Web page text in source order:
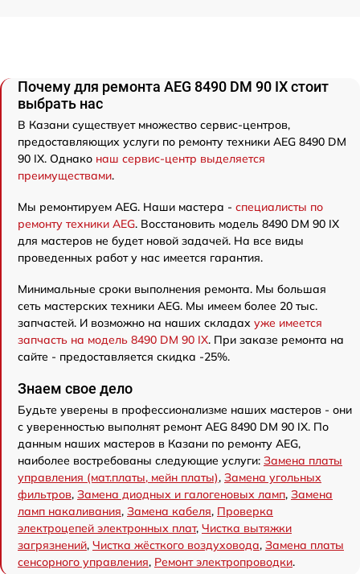
Почему для ремонта AEG 8490 DM 90 IX стоит
выбрать нас
В Казани существует множество сервис-центров,
предоставляющих услуги по ремонту техники AEG 8490 DM
90 IX. Однако наш сервис-центр выделяется
преимуществами.
Мы ремонтируем AEG. Наши мастера - специалисты по
ремонту техники AEG. Восстановить модель 8490 DM 90 IX
для мастеров не будет новой задачей. На все виды
проведенных работ у нас имеется гарантия.
Минимальные сроки выполнения ремонта. Мы большая
сеть мастерских техники AEG. Мы имеем более 20 тыс.
запчастей. И возможно на наших складах уже имеется
запчасть на модель 8490 DM 90 IX. При заказе ремонта на
сайте - предоставляется скидка -25%.
Знаем свое дело
Будьте уверены в профессионализме наших мастеров - они
с уверенностью выполнят ремонт AEG 8490 DM 90 IX. По
данным наших мастеров в Казани по ремонту AEG,
наиболее востребованы следующие услуги: Замена платы
управления (мат.платы, мейн платы), Замена угольных
фильтров, Замена диодных и галогеновых ламп, Замена
ламп накаливания, Замена кабеля, Проверка
электроцепей электронных плат, Чистка вытяжки
загрязнений, Чистка жёсткого воздуховода, Замена платы
сенсорного управления, Ремонт электропроводки.